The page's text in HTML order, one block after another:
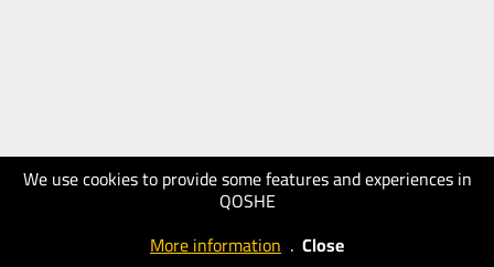
We use cookies to provide some features and experiences in
QOSHE
More information . Close